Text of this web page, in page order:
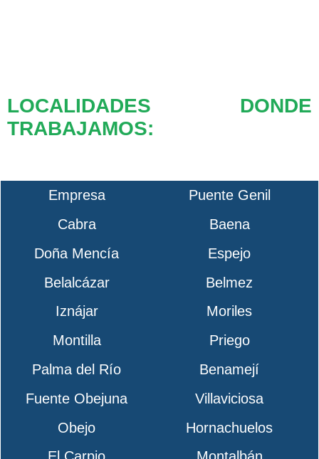
LOCALIDADES DONDE
TRABAJAMOS:
Empresa
Puente Genil
Cabra
Baena
Doña Mencía
Espejo
Belalcázar
Belmez
Iznájar
Moriles
Montilla
Priego
Palma del Río
Benamejí
Fuente Obejuna
Villaviciosa
Obejo
Hornachuelos